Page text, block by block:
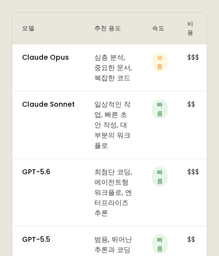
모델 추천 용도 속도
비
용
Claude Opus
심층 분석,
중요한 문서,
복잡한 코드
보
통
$$$
Claude Sonnet
일상적인 작
업, 빠른 초
안 작성, 대
부분의 워크
플로
빠
름
$$
GPT-5.6
최첨단 코딩,
에이전트형
워크플로, 엔
터프라이즈
추론
빠
름
$$$
GPT-5.5
범용, 뛰어난
추론과 코딩
빠
름
$$